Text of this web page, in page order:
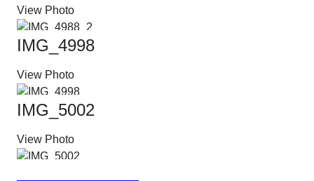
View Photo
IMG_4998
View Photo
IMG_5002
View Photo